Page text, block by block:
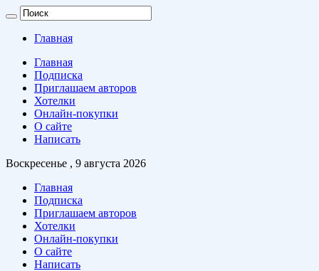
Главная
Главная
Подписка
Приглашаем авторов
Хотелки
Онлайн-покупки
О сайте
Написать
Воскресенье , 9 августа 2026
Главная
Подписка
Приглашаем авторов
Хотелки
Онлайн-покупки
О сайте
Написать